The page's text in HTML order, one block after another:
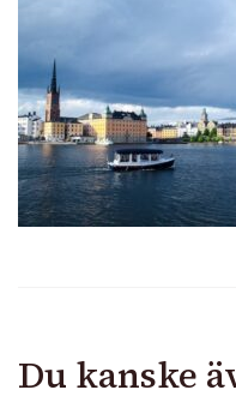
Du kanske